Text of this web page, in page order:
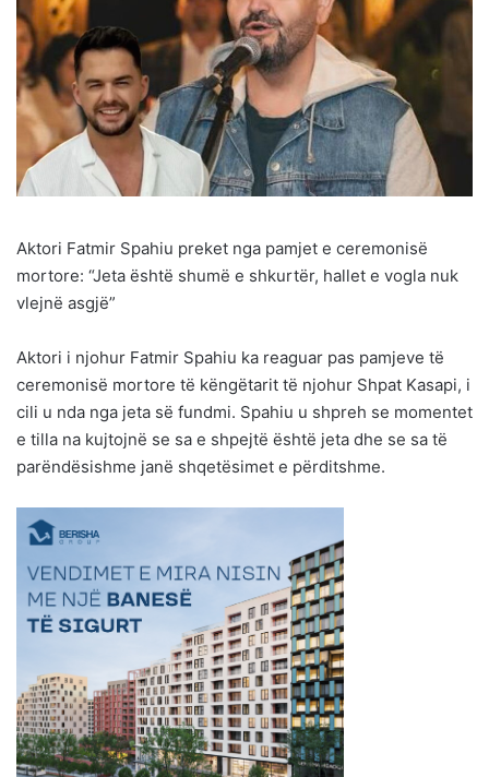
Aktori Fatmir Spahiu preket nga pamjet e ceremonisë
mortore: “Jeta është shumë e shkurtër, hallet e vogla nuk
vlejnë asgjë”
Aktori i njohur Fatmir Spahiu ka reaguar pas pamjeve të
ceremonisë mortore të këngëtarit të njohur Shpat Kasapi, i
cili u nda nga jeta së fundmi. Spahiu u shpreh se momentet
e tilla na kujtojnë se sa e shpejtë është jeta dhe se sa të
parëndësishme janë shqetësimet e përditshme.